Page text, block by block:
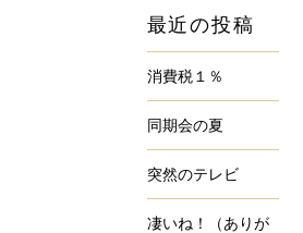
最近の投稿
消費税１％
同期会の夏
突然のテレビ
凄いね！（ありが